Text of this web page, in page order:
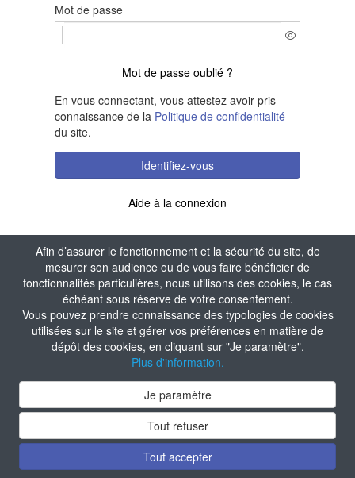
Afin d’assurer le fonctionnement et la sécurité du site, de
mesurer son audience ou de vous faire bénéficier de
fonctionnalités particulières, nous utilisons des cookies, le cas
échéant sous réserve de votre consentement.
Vous pouvez prendre connaissance des typologies de cookies
utilisées sur le site et gérer vos préférences en matière de
dépôt des cookies, en cliquant sur "Je paramètre".
Plus d'information.
Je paramètre
Tout refuser
Tout accepter
Mot de passe
Mot de passe oublié ?
En vous connectant, vous attestez avoir pris
connaissance de la Politique de confidentialité
du site.
Identifiez-vous
Aide à la connexion